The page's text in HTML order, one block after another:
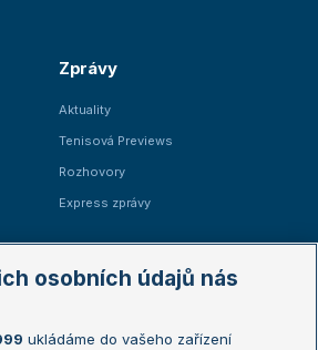
Zprávy
Aktuality
Tenisová Previews
Rozhovory
Express zprávy
Australian Open
osobních údajů nás
ukládáme do vašeho zařízení